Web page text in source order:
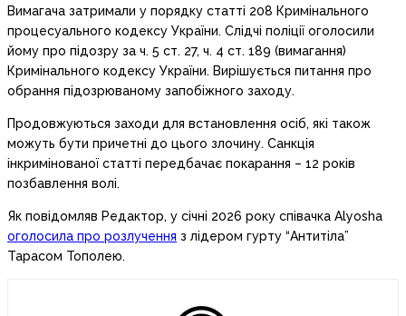
Вимагача затримали у порядку статті 208 Кримінального
процесуального кодексу України. Слідчі поліції оголосили
йому про підозру за ч. 5 ст. 27, ч. 4 ст. 189 (вимагання)
Кримінального кодексу України. Вирішується питання про
обрання підозрюваному запобіжного заходу.
Продовжуються заходи для встановлення осіб, які також
можуть бути причетні до цього злочину. Санкція
інкримінованої статті передбачає покарання – 12 років
позбавлення волі.
Як повідомляв Редактор, у січні 2026 року співачка Alyosha
оголосила про розлучення з лідером гурту “Антитіла”
Тарасом Тополею.